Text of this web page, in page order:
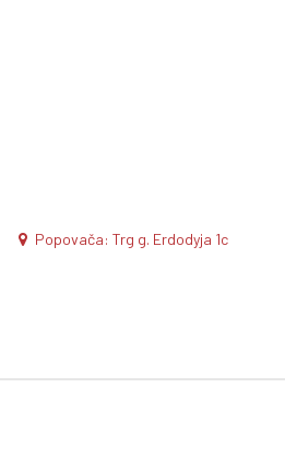
Popovača: Trg g. Erdodyja 1c